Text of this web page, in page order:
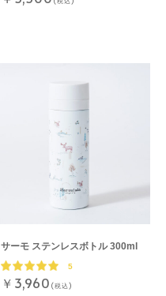
サーモ ステンレスボトル 300ml
5
￥3,960 (税込)